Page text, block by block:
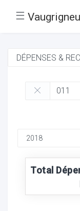
☰
Total